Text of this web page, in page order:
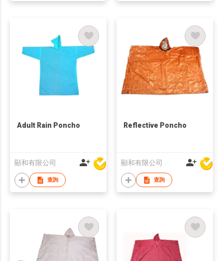
Adult Rain Poncho
顯和有限公司
查詢
Reflective Poncho
顯和有限公司
查詢